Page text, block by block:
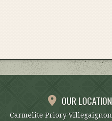
OUR LOCATION
Carmelite Priory Villegaignon